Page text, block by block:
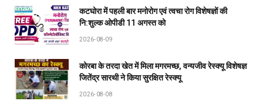
कटघोरा में पहली बार मनोरोग एवं त्वचा रोग विशेषज्ञों की
नि:शुल्क ओपीडी 11 अगस्त को
2026-08-09
कोरबा के तरदा खेत में मिला मगरमच्छ, वन्यजीव रेस्क्यू विशेषज्ञ
जितेंद्र सारथी ने किया सुरक्षित रेस्क्यू
2026-08-08